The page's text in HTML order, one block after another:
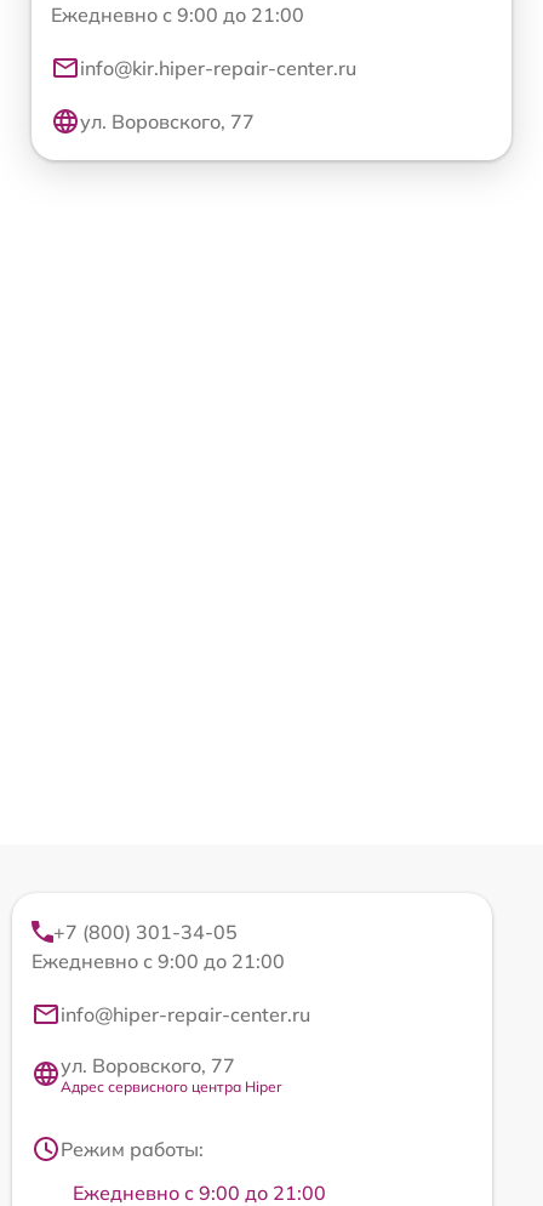
Ежедневно с 9:00 до 21:00
info@kir.hiper-repair-center.ru
ул. Воровского, 77
+7 (800) 301-34-05
Ежедневно с 9:00 до 21:00
info@hiper-repair-center.ru
ул. Воровского, 77
Адрес сервисного центра Hiper
Режим работы:
Ежедневно с 9:00 до 21:00